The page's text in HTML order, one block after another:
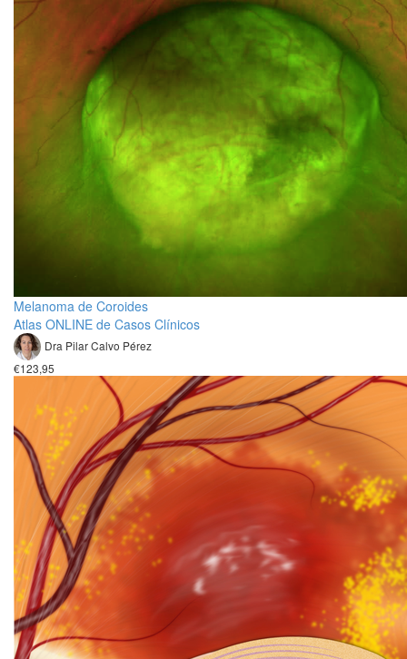
Melanoma de Coroides
Atlas ONLINE de Casos Clínicos
Dra Pilar Calvo Pérez
€123,95